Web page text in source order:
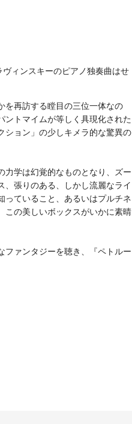
ィンスキーのピアノ独奏曲はせ
を再訪する瞠目の三位一体なの
ントマイムが等しく具現化された
ション」の少しキメラ的な驚異の
力学は幻覚的なものとなり、ズー
、張りのある、しかし流麗なライ
っていること、あるいはプルチネ
この美しいボックスがいかに素晴
ファンタジーを聴き、『ペトルー